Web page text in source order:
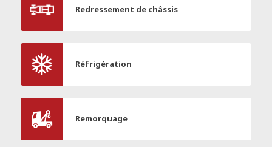
Redressement de châssis
Réfrigération
Remorquage